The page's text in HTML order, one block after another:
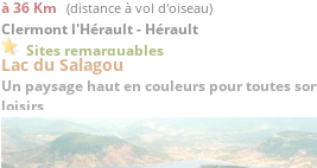
à 36 Km (distance à vol d'oiseau)
Clermont l'Hérault - Hérault
Sites remarquables
Lac du Salagou
Un paysage haut en couleurs pour toutes
loisirs